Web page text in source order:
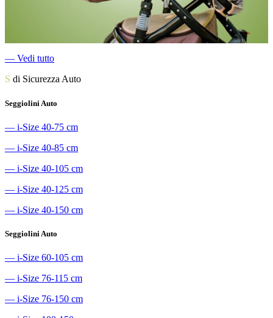
― Vedi tutto
S di Sicurezza Auto
Seggiolini Auto
― i-Size 40-75 cm
― i-Size 40-85 cm
― i-Size 40-105 cm
― i-Size 40-125 cm
― i-Size 40-150 cm
Seggiolini Auto
― i-Size 60-105 cm
― i-Size 76-115 cm
― i-Size 76-150 cm